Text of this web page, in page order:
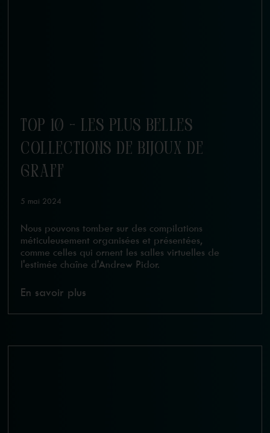
TOP 10 - LES PLUS BELLES
COLLECTIONS DE BIJOUX DE
GRAFF
5 mai 2024
Nous pouvons tomber sur des compilations
méticuleusement organisées et présentées,
comme celles qui ornent les salles virtuelles de
l'estimée chaîne d'Andrew Pidor.
En savoir plus